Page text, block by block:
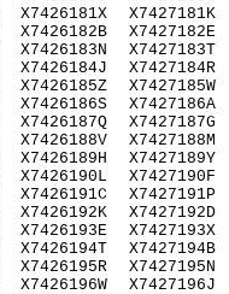
X7426181X
X7426182B
X7426183N
X7426184J
X7426185Z
X7426186S
X7426187Q
X7426188V
X7426189H
X7426190L
X7426191C
X7426192K
X7426193E
X7426194T
X7426195R
X7426196W
X7427181K
X7427182E
X7427183T
X7427184R
X7427185W
X7427186A
X7427187G
X7427188M
X7427189Y
X7427190F
X7427191P
X7427192D
X7427193X
X7427194B
X7427195N
X7427196J